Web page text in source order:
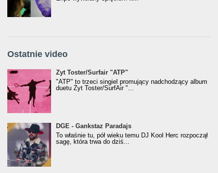
Ostatnie video
Żyt Toster/SurfAir - ATP VIDEO
Żyt Toster/Surfair "ATP"
"ATP" to trzeci singiel promujący nadchodzący album
duetu Żyt Toster/SurfAir "...
donGURALesko z nagrodą za
Klasyczny/Trueschoolowy Album Roku
(Popkillery 2023)
DGE - Gankstaz Paradajs
To właśnie tu, pół wieku temu DJ Kool Herc rozpoczął
sagę, która trwa do dziś...